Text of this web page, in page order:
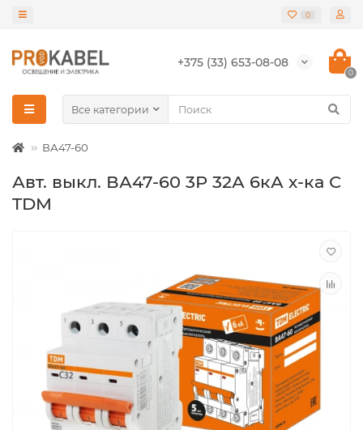
0
+375 (33) 653-08-08
0
Все категории
ВА47-60
Авт. выкл. ВА47-60 3Р 32А 6кА х-ка С
TDM